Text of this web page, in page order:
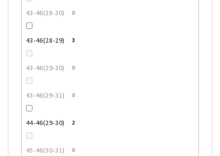
43-46(28-30) 0
43-46(28-29) 3
43-46(29-30) 0
43-46(29-31) 0
44-46(29-30) 2
45-46(30-31) 0